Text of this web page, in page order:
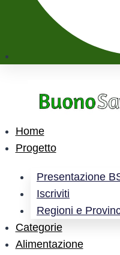
Home
Progetto
Presentazione
Iscriviti
Regioni e
Categorie
Alimentazione